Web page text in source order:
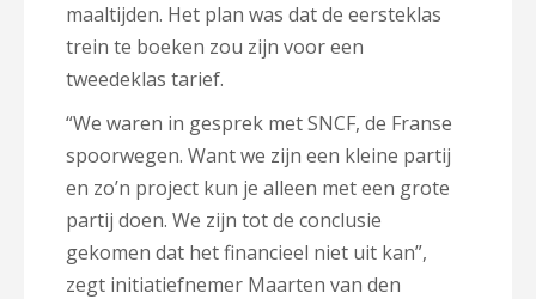
maaltijden. Het plan was dat de eersteklas
trein te boeken zou zijn voor een
tweedeklas tarief.
“We waren in gesprek met SNCF, de Franse
spoorwegen. Want we zijn een kleine partij
en zo’n project kun je alleen met een grote
partij doen. We zijn tot de conclusie
gekomen dat het financieel niet uit kan”,
zegt initiatiefnemer Maarten van den